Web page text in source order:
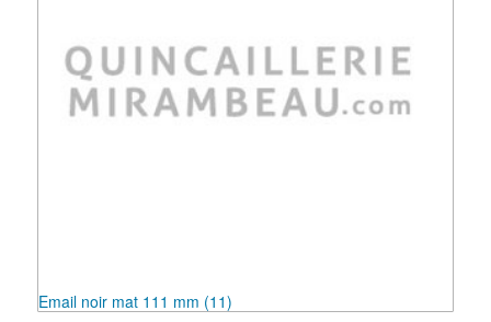
Email noir mat 111 mm (11)